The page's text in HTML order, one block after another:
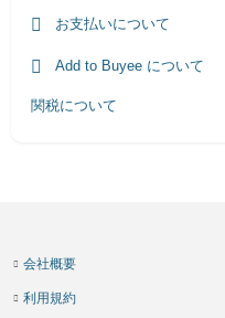
お支払いについて
Add to Buyee について
関税について
会社概要
利用規約